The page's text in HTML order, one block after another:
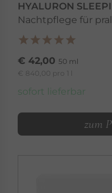
HYALURON
Nachtpflege für
€ 42,00 50 ml
€ 840,00 pro 1 l
sofort lieferbar
zum